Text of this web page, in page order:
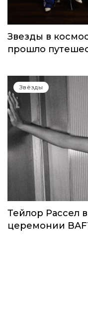
Звезды в
прошло
Звёзды
Тейлор Рассел
церемонии